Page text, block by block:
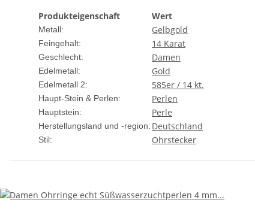
Produkteigenschaft
Wert
Metall: Gelbgold
Feingehalt: 14 Karat
Geschlecht: Damen
Edelmetall: Gold
Edelmetall 2: 585er / 14 kt.
Haupt-Stein & Perlen: Perlen
Hauptstein: Perle
Herstellungsland und -region: Deutschland
Stil: Ohrstecker